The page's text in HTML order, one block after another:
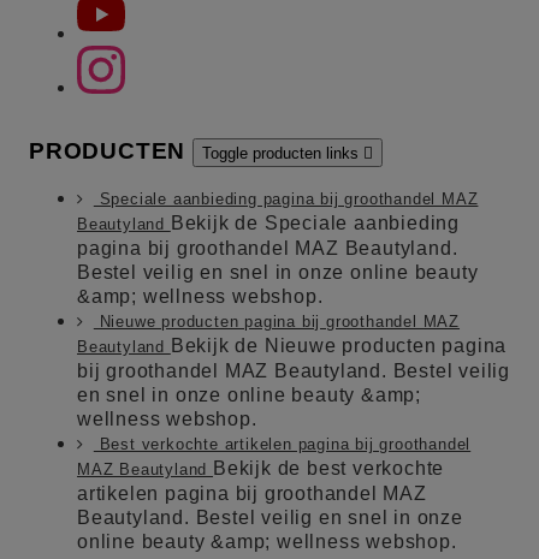
PRODUCTEN Toggle producten links 
Speciale aanbieding pagina bij groothandel MAZ
Beautyland
Bekijk de Speciale aanbieding
pagina bij groothandel MAZ Beautyland.
Bestel veilig en snel in onze online beauty
&amp; wellness webshop.
Nieuwe producten pagina bij groothandel MAZ
Beautyland
Bekijk de Nieuwe producten pagina
bij groothandel MAZ Beautyland. Bestel veilig
en snel in onze online beauty &amp;
wellness webshop.
Best verkochte artikelen pagina bij groothandel
MAZ Beautyland
Bekijk de best verkochte
artikelen pagina bij groothandel MAZ
Beautyland. Bestel veilig en snel in onze
online beauty &amp; wellness webshop.